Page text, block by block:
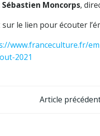
Sébastien Moncorps,
sur le lien pour écouter
www.franceculture.fr/
2021
Article